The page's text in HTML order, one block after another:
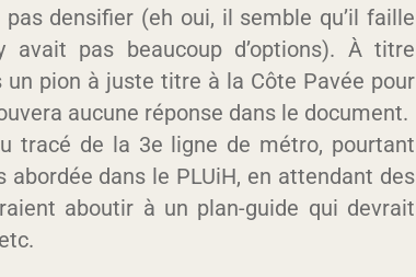
densifier (eh oui, il semble qu’il faille
pas beaucoup d’options). À titre
un pion à juste titre à la Côte Pavée pour
aucune réponse dans le document.
tracé de la 3e ligne de métro, pourtant
abordée dans le PLUiH, en attendant des
aboutir à un plan-guide qui devrait